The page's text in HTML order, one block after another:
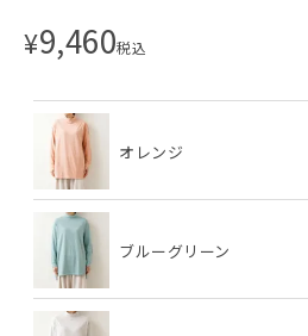
¥9,460税込
オレンジ
ブルーグリーン